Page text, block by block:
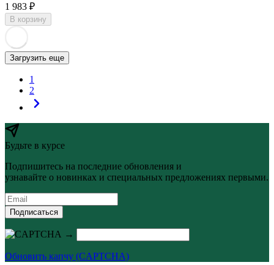
1 983 ₽
В корзину
Загрузить еще
1
2
Будьте в курсе
Подпишитесь на последние обновления и
узнавайте о новинках и специальных предложениях первыми.
Подписаться
→
Обновить капчу (CAPTCHA)